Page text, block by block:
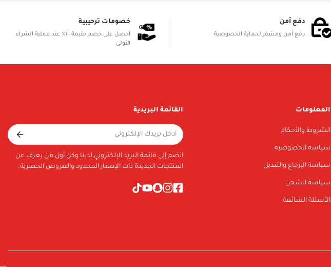
دفع آمن
دفع آمن ومشفر لحماية الخصوصية
خصومات ترحيبية
احصل على خصم بقيمة ٢٠٪ عند عملية الشراء
الأولى
المعلومات
الشروط والأحكام
سياسة الخصوصية
سياسة الإرجاع والتبديل
سياسة الشحن
الأسئلة الشائعة
القائمة البريدية
انضم إلى قائمة البريد الإلكتروني لدينا وكن أول من يعرف عن
المنتجات الجديدة ذات الإصدار المحدود والعروض الحصرية.